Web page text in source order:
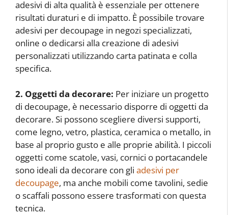
adesivi di alta qualità è essenziale per ottenere
risultati duraturi e di impatto. È possibile trovare
adesivi per decoupage in negozi specializzati,
online o dedicarsi alla creazione di adesivi
personalizzati utilizzando carta patinata e colla
specifica.
2. Oggetti da decorare: Per iniziare un progetto
di decoupage, è necessario disporre di oggetti da
decorare. Si possono scegliere diversi supporti,
come legno, vetro, plastica, ceramica o metallo, in
base al proprio gusto e alle proprie abilità. I piccoli
oggetti come scatole, vasi, cornici o portacandele
sono ideali da decorare con gli adesivi per
decoupage, ma anche mobili come tavolini, sedie
o scaffali possono essere trasformati con questa
tecnica.